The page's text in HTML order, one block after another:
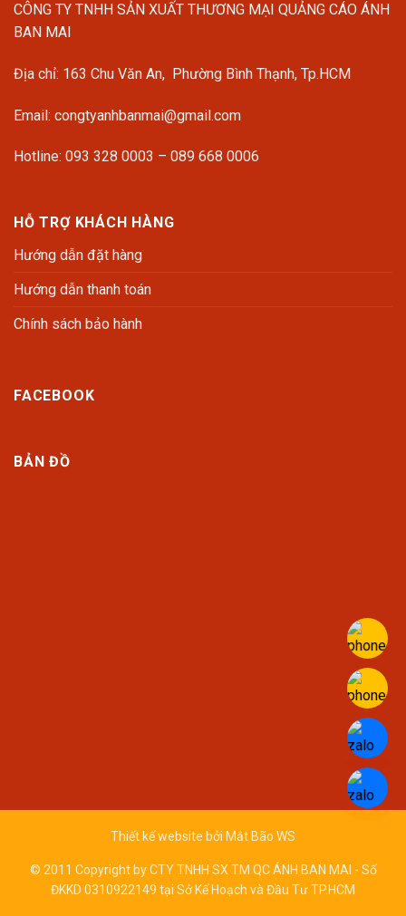
CÔNG TY TNHH SẢN XUẤT THƯƠNG MẠI QUẢNG CÁO ÁNH
BAN MAI
Địa chỉ: 163 Chu Văn An, Phường Bình Thạnh, Tp.HCM
Email: congtyanhbanmai@gmail.com
Hotline: 093 328 0003 – 089 668 0006
HỖ TRỢ KHÁCH HÀNG
Hướng dẫn đặt hàng
Hướng dẫn thanh toán
Chính sách bảo hành
FACEBOOK
BẢN ĐỒ
Thiết kế website bởi Mắt Bão WS
© 2011 Copyright by CTY TNHH SX TM QC ÁNH BAN MAI - Số
ĐKKD 0310922149 tại Sở Kế Hoạch và Đầu Tư TP.HCM